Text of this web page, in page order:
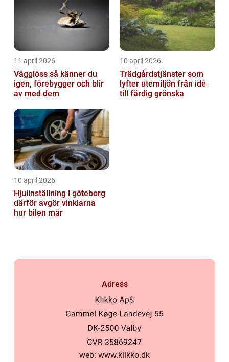
11 april 2026
Vägglöss så känner du
igen, förebygger och blir
av med dem
10 april 2026
Trädgårdstjänster som
lyfter utemiljön från idé
till färdig grönska
10 april 2026
Hjulinställning i göteborg
därför avgör vinklarna
hur bilen mår
Adress
web: www.klikko.dk